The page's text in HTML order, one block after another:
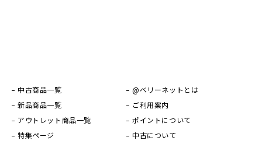
中古商品一覧
新品商品一覧
アウトレット商品一覧
特集ページ
@ベリーネットとは
ご利用案内
ポイントについて
中古について